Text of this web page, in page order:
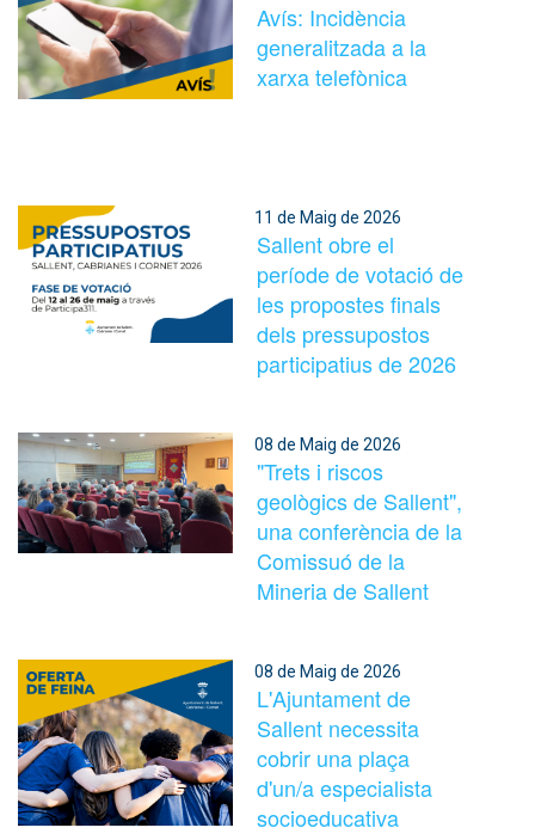
Avís: Incidència
generalitzada a la
xarxa telefònica
11 de Maig de 2026
Sallent obre el
període de votació de
les propostes finals
dels pressupostos
participatius de 2026
08 de Maig de 2026
"Trets i riscos
geològics de Sallent",
una conferència de la
Comissuó de la
Mineria de Sallent
08 de Maig de 2026
L'Ajuntament de
Sallent necessita
cobrir una plaça
d'un/a especialista
socioeducativa